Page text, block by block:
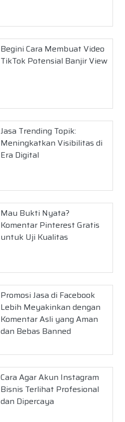
Begini Cara Membuat Video
TikTok Potensial Banjir View
Jasa Trending Topik:
Meningkatkan Visibilitas di
Era Digital
Mau Bukti Nyata?
Komentar Pinterest Gratis
untuk Uji Kualitas
Promosi Jasa di Facebook
Lebih Meyakinkan dengan
Komentar Asli yang Aman
dan Bebas Banned
Cara Agar Akun Instagram
Bisnis Terlihat Profesional
dan Dipercaya